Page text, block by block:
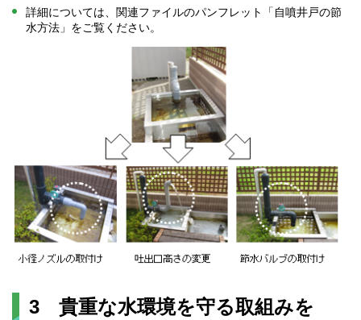
詳細については、関連ファイルのパンフレット「自噴井戸の節
水方法」をご覧ください。
3 貴重な水環境を守る取組みを